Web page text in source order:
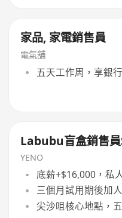
家品, 家電銷售員
電氣舖
五天工作周，享銀
Labubu盲盒銷售
YENO
底薪+$16,000，私
三個月試用期後加
尖沙咀核心地點，